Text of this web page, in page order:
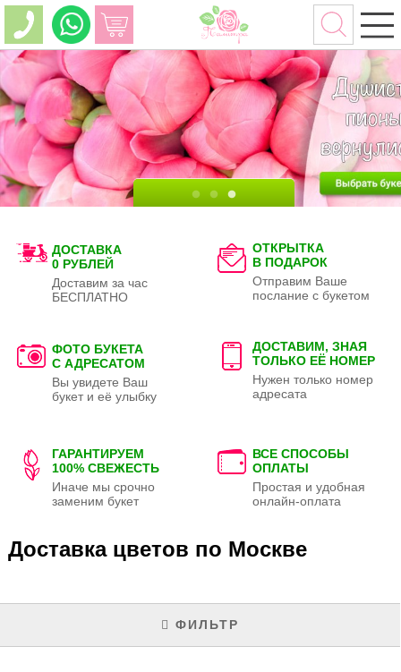
ДОСТАВКА
0 РУБЛЕЙ
Доставим за час
БЕСПЛАТНО
ОТКРЫТКА
В ПОДАРОК
Отправим Ваше
послание с букетом
ФОТО БУКЕТА
С АДРЕСАТОМ
Вы увидете Ваш
букет и её улыбку
ДОСТАВИМ, ЗНАЯ
ТОЛЬКО ЕЁ НОМЕР
Нужен только номер
адресата
ГАРАНТИРУЕМ
100% СВЕЖЕСТЬ
Иначе мы срочно
заменим букет
ВСЕ СПОСОБЫ
ОПЛАТЫ
Простая и удобная
онлайн-оплата
Доставка цветов по Москве
ФИЛЬТР